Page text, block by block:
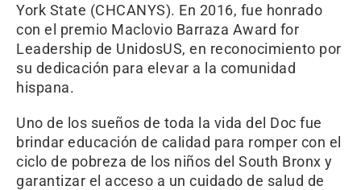
York State (CHCANYS). En 2016, fue honrado
con el premio Maclovio Barraza Award for
Leadership de UnidosUS, en reconocimiento por
su dedicación para elevar a la comunidad
hispana.
Uno de los sueños de toda la vida del Doc fue
brindar educación de calidad para romper con el
ciclo de pobreza de los niños del South Bronx y
garantizar el acceso a un cuidado de salud de